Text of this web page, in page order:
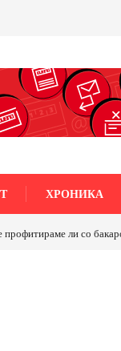
ХРОНИКА
ли со бакарот